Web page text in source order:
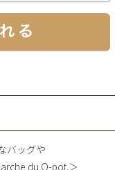
バッグや
du Q-pot.＞